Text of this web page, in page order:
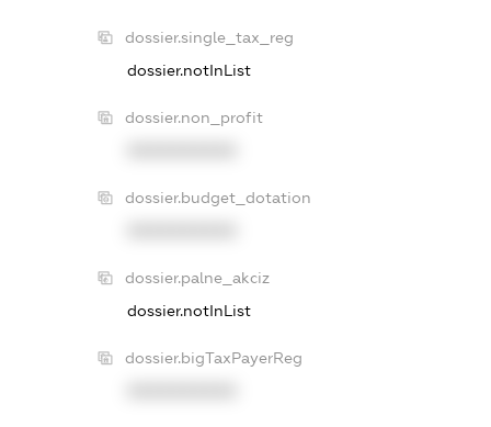
dossier.single_tax_reg
dossier.notInList
dossier.non_profit
dossier.budget_dotation
dossier.palne_akciz
dossier.notInList
dossier.bigTaxPayerReg